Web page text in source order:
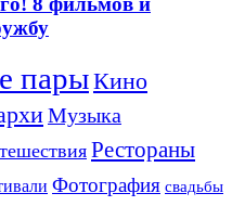
парыКино
Музыка
Рестораны
Фотография свадьбы